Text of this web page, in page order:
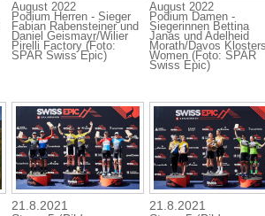
August 2022
Podium Herren - Sieger
Fabian Rabensteiner und
Daniel Geismayr/Wilier
Pirelli Factory (Foto:
SPAR Swiss Epic)
August 2022
Podium Damen -
Siegerinnen Bettina
Janas und Adelheid
Morath/Davos Klosters
Women (Foto: SPAR
Swiss Epic)
21.8.2021
21.8.2021